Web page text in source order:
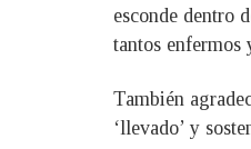
esconde dentro
tantos enfermos
También
‘llevado’ y